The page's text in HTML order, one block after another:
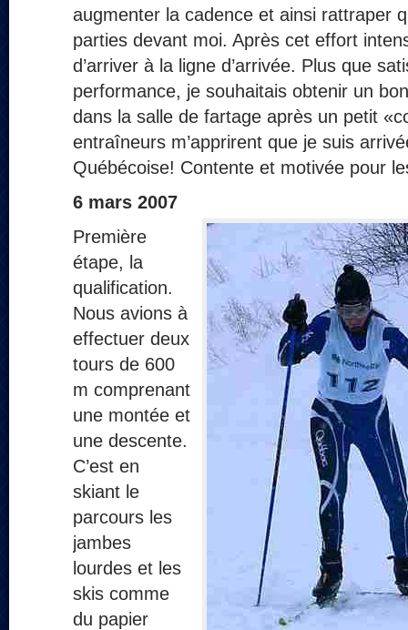
augmenter la cadence et ainsi rattraper
parties devant moi. Après cet effort
d’arriver à la ligne d’arrivée. Plus que
performance, je souhaitais obtenir un
dans la salle de fartage après un petit
entraîneurs m’apprirent que je suis
Québécoise! Contente et motivée pour
6 mars 2007
Première
étape, la
qualification.
Nous avions à
effectuer deux
tours de 600
m comprenant
une montée et
une descente.
C’est en
skiant le
parcours les
jambes
lourdes et les
skis comme
du papier